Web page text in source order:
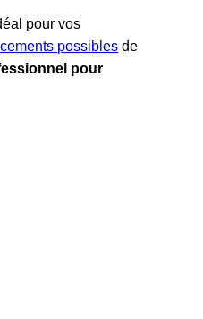
pour vos
possibles de
pour